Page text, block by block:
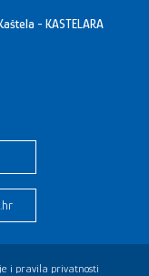
- KASTELARA
i pravila privatnosti